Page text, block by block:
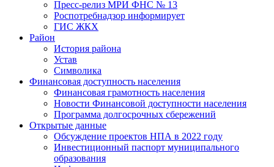
Пресс-релиз МРИ ФНС № 13
Роспотребнадзор информирует
ГИС ЖКХ
Район
История района
Устав
Символика
Финансовая доступность населения
Финансовая грамотность населения
Новости Финансовой доступности населения
Программа долгосрочных сбережений
Открытые данные
Обсуждение проектов НПА в 2022 году
Инвестиционный паспорт муниципального
образования